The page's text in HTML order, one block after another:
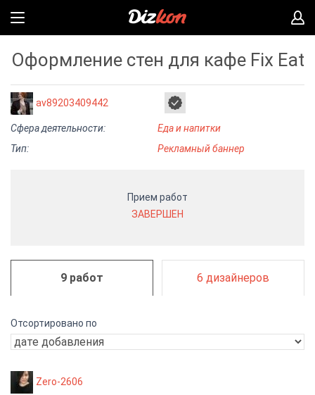
Оформление стен для кафе Fix Eat
av89203409442
Сфера деятельности:
Еда и напитки
Тип:
Рекламный баннер
Прием работ
ЗАВЕРШЕН
9 работ 6 дизайнеров
Отсортировано по
Zero-2606